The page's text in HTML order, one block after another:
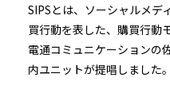
SIPSとは、ソーシャルメデ
買行動を表した、購買行動
電通コミュニケーションの
内ユニットが提唱しました。